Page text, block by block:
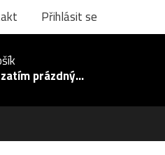
Přihlásit se
prázdný...